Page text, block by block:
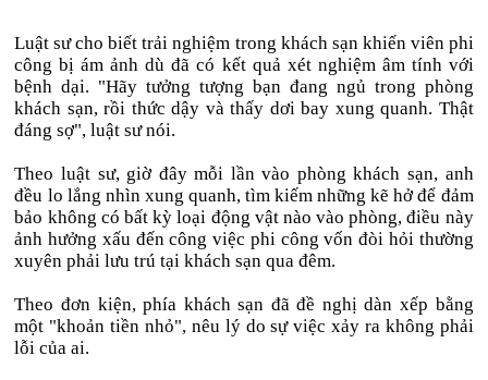
Luật sư cho biết trải nghiệm trong khách sạn khiến viên phi
công bị ám ảnh dù đã có kết quả xét nghiệm âm tính với
bệnh dại. "Hãy tưởng tượng bạn đang ngủ trong phòng
khách sạn, rồi thức dậy và thấy dơi bay xung quanh. Thật
đáng sợ", luật sư nói.
Theo luật sư, giờ đây mỗi lần vào phòng khách sạn, anh
đều lo lắng nhìn xung quanh, tìm kiếm những kẽ hở để đảm
bảo không có bất kỳ loại động vật nào vào phòng, điều này
ảnh hưởng xấu đến công việc phi công vốn đòi hỏi thường
xuyên phải lưu trú tại khách sạn qua đêm.
Theo đơn kiện, phía khách sạn đã đề nghị dàn xếp bằng
một "khoản tiền nhỏ", nêu lý do sự việc xảy ra không phải
lỗi của ai.